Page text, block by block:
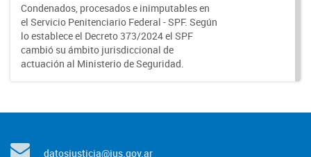
Condenados, procesados e inimputables en
el Servicio Penitenciario Federal - SPF. Según
lo establece el Decreto 373/2024 el SPF
cambió su ámbito jurisdiccional de
actuación al Ministerio de Seguridad.
datosjusticia@jus.gov.ar